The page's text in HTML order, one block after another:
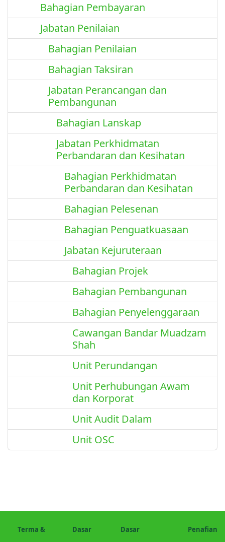
Bahagian Pembayaran
Jabatan Penilaian
Bahagian Penilaian
Bahagian Taksiran
Jabatan Perancangan dan
Pembangunan
Bahagian Lanskap
Jabatan Perkhidmatan
Perbandaran dan Kesihatan
Bahagian Perkhidmatan
Perbandaran dan Kesihatan
Bahagian Pelesenan
Bahagian Penguatkuasaan
Jabatan Kejuruteraan
Bahagian Projek
Bahagian Pembangunan
Bahagian Penyelenggaraan
Cawangan Bandar Muadzam
Shah
Unit Perundangan
Unit Perhubungan Awam
dan Korporat
Unit Audit Dalam
Unit OSC
Terma &
Dasar
Dasar
Penafian